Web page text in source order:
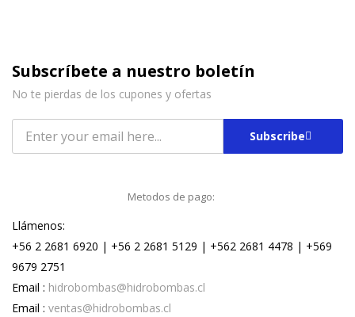
Subscríbete a nuestro boletín
No te pierdas de los cupones y ofertas
Subscribe
Metodos de pago:
Llámenos:
+56 2 2681 6920 | +56 2 2681 5129 | +562 2681 4478 | +569
9679 2751
Email : hidrobombas@hidrobombas.cl
Email : ventas@hidrobombas.cl